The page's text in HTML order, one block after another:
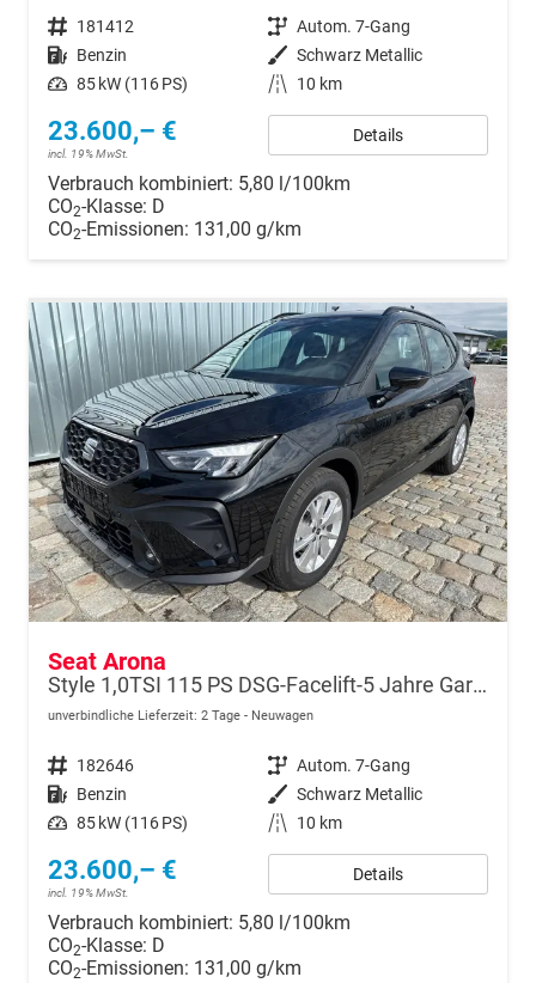
Fahrzeugnr. 181412 Getriebe Autom. 7-Gang
Kraftstoff Benzin Außenfarbe Schwarz Metallic
Leistung 85 kW (116 PS) Kilometerstand 10 km
23.600,– €
incl. 19% MwSt.
Details
Verbrauch kombiniert: 5,80 l/100km
CO2-Klasse: D
CO2-Emissionen: 131,00 g/km
Seat Arona
Style 1,0TSI 115 PS DSG-Facelift-5 Jahre Garantie-Parklenkassistent-PDC vorne&hinten-Rückfahrkamera-LED-ACC-DAB-Fernlichtassistent-ISOFIX-variabler Ladeboden-Sitzheizung-FULL Link-Alu 16"-Sofort
unverbindliche Lieferzeit: 2 Tage Neuwagen
Fahrzeugnr. 182646 Getriebe Autom. 7-Gang
Kraftstoff Benzin Außenfarbe Schwarz Metallic
Leistung 85 kW (116 PS) Kilometerstand 10 km
23.600,– €
incl. 19% MwSt.
Details
Verbrauch kombiniert: 5,80 l/100km
CO2-Klasse: D
CO2-Emissionen: 131,00 g/km